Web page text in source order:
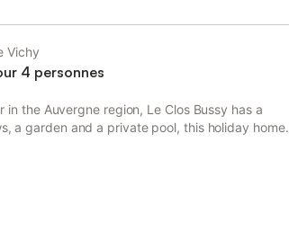
Vichy
4 personnes
in the Auvergne region, Le Clos Bussy has a
a garden and a private pool, this holiday home
is non-smoking and is located 1.